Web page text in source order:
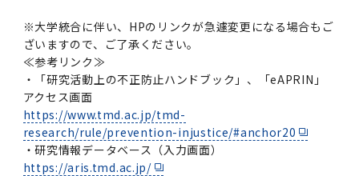
※大学統合に伴い、HPのリンクが急遽変更になる場合もご
ざいますので、ご了承ください。
≪参考リンク≫
・「研究活動上の不正防止ハンドブック」、「eAPRIN」
アクセス画面
https://www.tmd.ac.jp/tmd-
research/rule/prevention-injustice/#anchor20
・研究情報データベース（入力画面）
https://aris.tmd.ac.jp/